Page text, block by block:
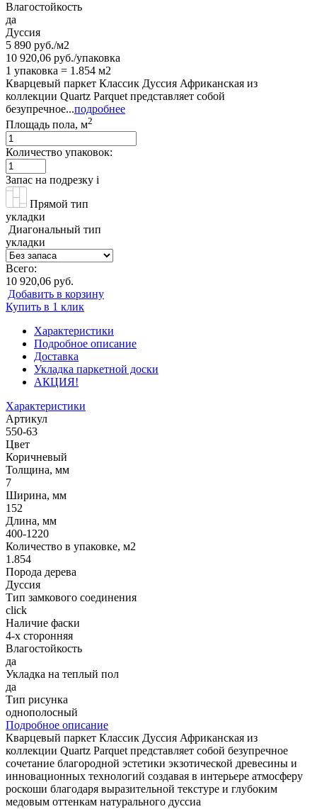
Влагостойкость
да
Дуссия
5 890 руб./м2
10 920,06 руб./упаковка
1 упаковка = 1.854 м2
Кварцевый паркет Классик Дуссия Африканская из
коллекции Quartz Parquet представляет собой
безупречное...подробнее
Площадь пола, м2
Количество упаковок:
Запас на подрезку i
Прямой тип
укладки
Диагональный тип
укладки
Всего:
10 920,06 руб.
Добавить в корзину
Купить в 1 клик
Характеристики
Подробное описание
Доставка
Укладка паркетной доски
АКЦИЯ!
Характеристики
Артикул
550-63
Цвет
Коричневый
Толщина, мм
7
Ширина, мм
152
Длина, мм
400-1220
Количество в упаковке, м2
1.854
Порода дерева
Дуссия
Тип замкового соединения
click
Наличие фаски
4-х сторонняя
Влагостойкость
да
Укладка на теплый пол
да
Тип рисунка
однополосный
Подробное описание
Кварцевый паркет Классик Дуссия Африканская из
коллекции Quartz Parquet представляет собой безупречное
сочетание благородной эстетики экзотической древесины и
инновационных технологий создавая в интерьере атмосферу
роскоши благодаря выразительной текстуре и глубоким
медовым оттенкам натурального дуссиа